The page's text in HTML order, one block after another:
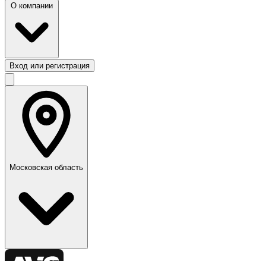
Вход или регистрация
Московская область